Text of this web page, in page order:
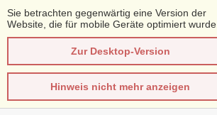
Sie betrachten gegenwärtig eine Version der
Website, die für mobile Geräte optimiert wurde.
Zur Desktop-Version
Hinweis nicht mehr anzeigen